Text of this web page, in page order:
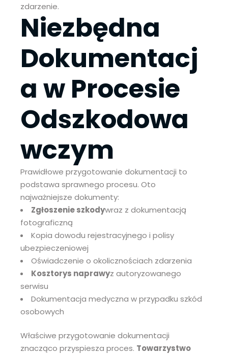
zdarzenie.
Niezbędna
Dokumentacj
a w Procesie
Odszkodowa
wczym
Prawidłowe przygotowanie dokumentacji to
podstawa sprawnego procesu. Oto
najważniejsze dokumenty:
Zgłoszenie szkodywraz z dokumentacją
fotograficzną
Kopia dowodu rejestracyjnego i polisy
ubezpieczeniowej
Oświadczenie o okolicznościach zdarzenia
Kosztorys naprawyz autoryzowanego
serwisu
Dokumentacja medyczna w przypadku szkód
osobowych
Właściwe przygotowanie dokumentacji
znacząco przyspiesza proces. Towarzystwo